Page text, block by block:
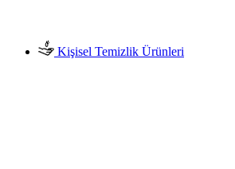
Kişisel Temizlik Ürünleri